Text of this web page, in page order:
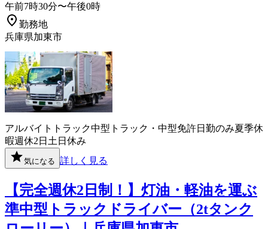
午前7時30分〜午後0時
勤務地
兵庫県加東市
アルバイト トラック中型トラック・中型免許日勤のみ夏季休
暇週休2日 土日休み
気になる 詳しく見る
【完全週休2日制！】灯油・軽油を運ぶ
準中型トラックドライバー（2tタンク